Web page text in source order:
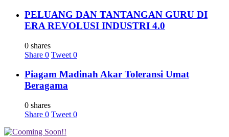
PELUANG DAN TANTANGAN GURU DI
ERA REVOLUSI INDUSTRI 4.0
0 shares
Share 0 Tweet 0
Piagam Madinah Akar Toleransi Umat
Beragama
0 shares
Share 0 Tweet 0